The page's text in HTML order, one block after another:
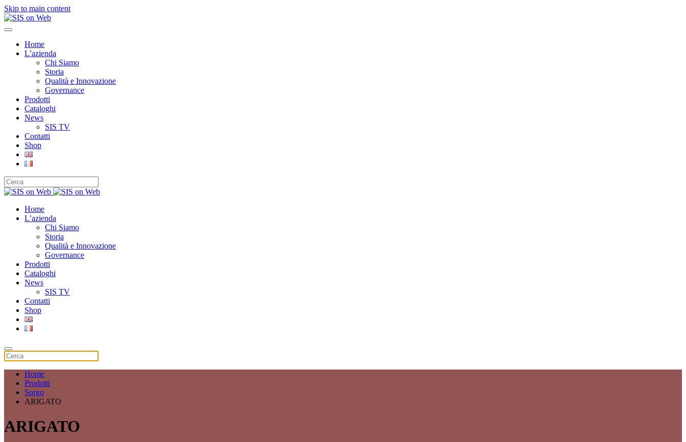
Skip to main content
Home
L’azienda
Chi Siamo
Storia
Qualità e Innovazione
Governance
Prodotti
Cataloghi
News
SIS TV
Contatti
Shop
Home
L’azienda
Chi Siamo
Storia
Qualità e Innovazione
Governance
Prodotti
Cataloghi
News
SIS TV
Contatti
Shop
Home
Prodotti
Sorgo
ARIGATO
ARIGATO